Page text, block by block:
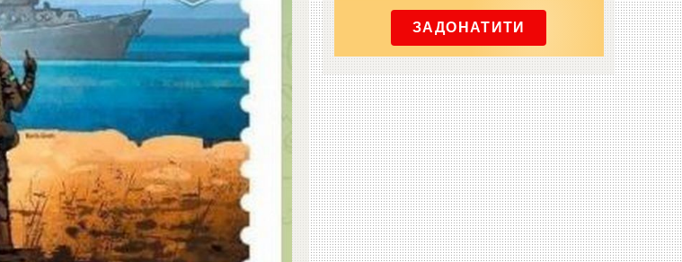
ЗАДОНАТИТИ